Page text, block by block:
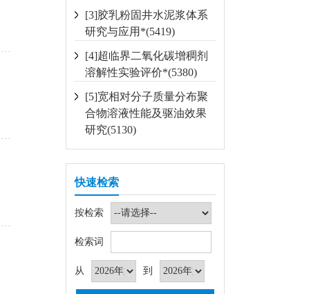
[3]胶乳粉固井水泥浆体系
研究与应用*(5419)
[4]超临界二氧化碳增稠剂
溶解性实验评价*(5380)
[5]宽相对分子质量分布聚
合物溶液性能及驱油效果
研究(5130)
快速检索
按检索
检索词
从 到